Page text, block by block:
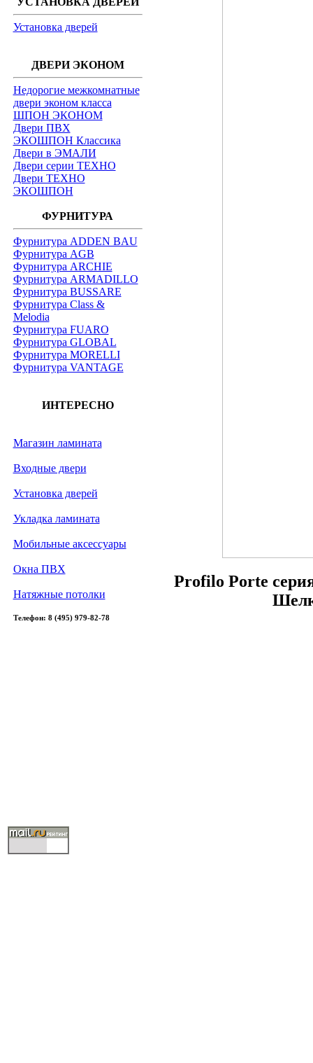
Установка дверей
ДВЕРИ ЭКОНОМ
Недорогие межкомнатные
двери эконом класса
ШПОН ЭКОНОМ
Двери ПВХ
ЭКОШПОН Классика
Двери в ЭМАЛИ
Двери серии ТЕХНО
Двери ТЕХНО
ЭКОШПОН
ФУРНИТУРА
Фурнитура ADDEN BAU
Фурнитура AGB
Фурнитура ARCHIE
Фурнитура ARMADILLO
Фурнитура BUSSARE
Фурнитура Class &
Melodia
Фурнитура FUARO
Фурнитура GLOBAL
Фурнитура MORELLI
Фурнитура VANTAGE
ИНТЕРЕСНО
Магазин ламината
Входные двери
Установка дверей
Укладка ламината
Мобильные аксессуары
Окна ПВХ
Натяжные потолки
Телефон: 8 (495) 979-82-78
Profilo Porte